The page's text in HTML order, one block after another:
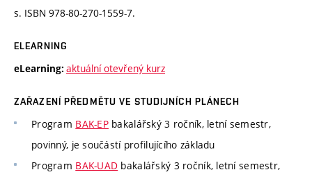
s. ISBN 978-80-270-1559-7.
ELEARNING
eLearning: aktuální otevřený kurz
ZAŘAZENÍ PŘEDMĚTU VE STUDIJNÍCH PLÁNECH
Program BAK-EPbakalářský 3 ročník, letní semestr,
povinný, je součástí profilujícího základu
Program BAK-UAD bakalářský 3 ročník, letní semestr,